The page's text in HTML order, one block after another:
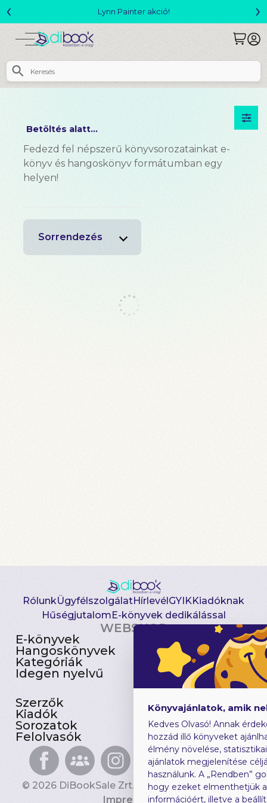
Megjelent! L. J. Shen: Legvadabb álmaimban
‹ ›
Betöltés alatt...
Fedezd fel népszerű könyvsorozatainkat e-
könyv és hangoskönyv formátumban egy
helyen!
Sorrendezés
RólunkÜgyfélszolgálatHírlevélGYIKKiadóknak
HűségjutalomE-könyvek dedikálással
WEBSHOP
E-könyvek
Hangoskönyvek
Kategóriák
Idegen nyelvű
Csomagajánlatok
Akciósak
Előjegyezhetők
Újdonságok
Szerzők
Kiadók
Sorozatok
Felolvasók
Gyerekkönyvek
Heti toplista
Ajándékutalvány
Blog
© 2026 DiBookSale Zrt. Minden jog fenntartva.
Impresszum
Könyvajánlatok, amik
Kedves Olvasó! Annak
hozzád illő könyveket
élmény növelése,
ajánlatok megjelenítése
használunk. A „Rendben”
hogy ezeket elmenthetjük
információért, illetve a